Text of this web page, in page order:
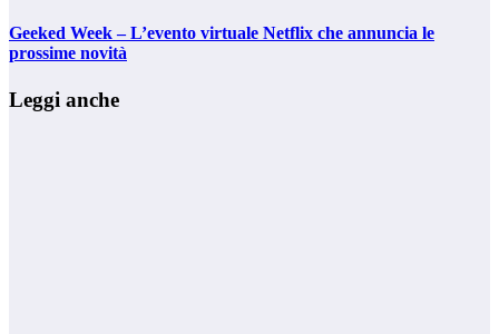
Geeked Week – L’evento virtuale Netflix che annuncia le
prossime novità
Leggi anche